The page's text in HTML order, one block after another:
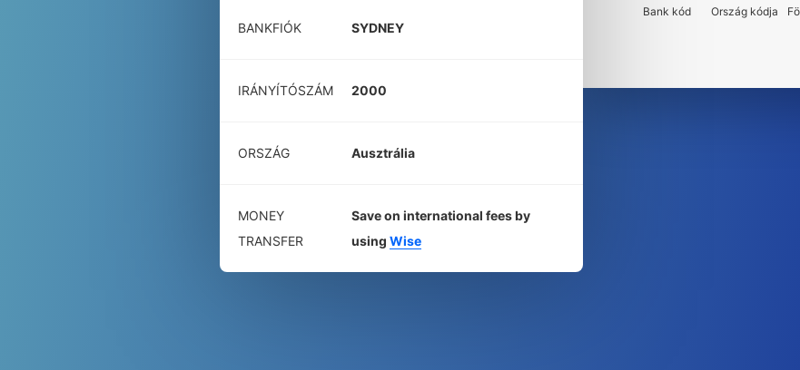
BANKFIÓK SYDNEY
IRÁNYÍTÓSZÁM 2000
ORSZÁG Ausztrália
MONEY
TRANSFER
Save on international fees by
using Wise
Bank kód Ország kódja